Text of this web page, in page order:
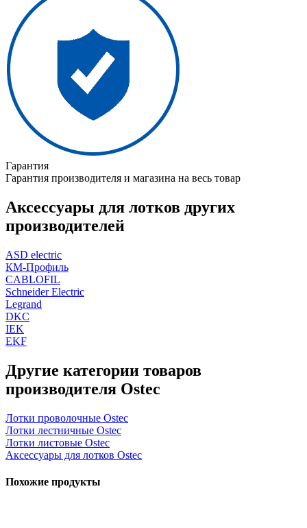
Гарантия
Гарантия производителя и магазина на весь товар
Аксессуары для лотков других
производителей
ASD electric
КМ-Профиль
CABLOFIL
Schneider Electric
Legrand
DKC
IEK
EKF
Другие категории товаров
производителя Ostec
Лотки проволочные Ostec
Лотки лестничные Ostec
Лотки листовые Ostec
Аксессуары для лотков Ostec
Похожие продукты